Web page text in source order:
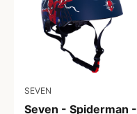
SEVEN
Seven - Spiderman -